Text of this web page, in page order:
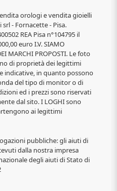
orologi e vendita gioielli
- Fornacette - Pisa.
REA Pisa n°104795 il
euro I.V. SIAMO
MARCHI PROPOSTI. Le foto
di proprietà dei legittimi
indicative, in quanto possono
del tipo di monitor o di
ed i prezzi sono riservati
dal sito. I LOGHI sono
ai legittimi
pubbliche: gli aiuti di
dalla nostra impresa
degli aiuti di Stato di